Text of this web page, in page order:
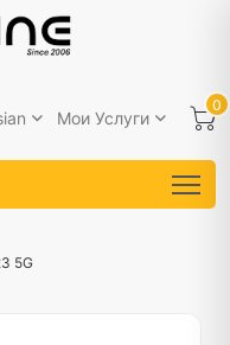
Мои Услуги
0
5G